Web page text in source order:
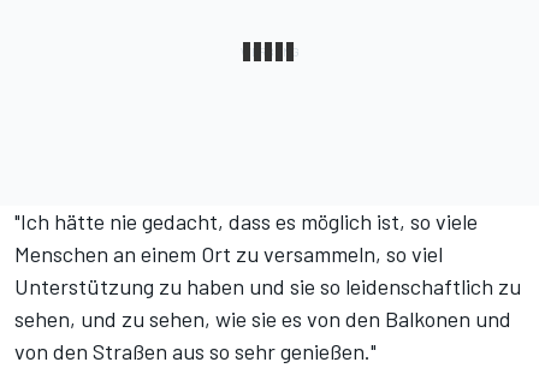
"Ich hätte nie gedacht, dass es möglich ist, so viele
Menschen an einem Ort zu versammeln, so viel
Unterstützung zu haben und sie so leidenschaftlich zu
sehen, und zu sehen, wie sie es von den Balkonen und
von den Straßen aus so sehr genießen."